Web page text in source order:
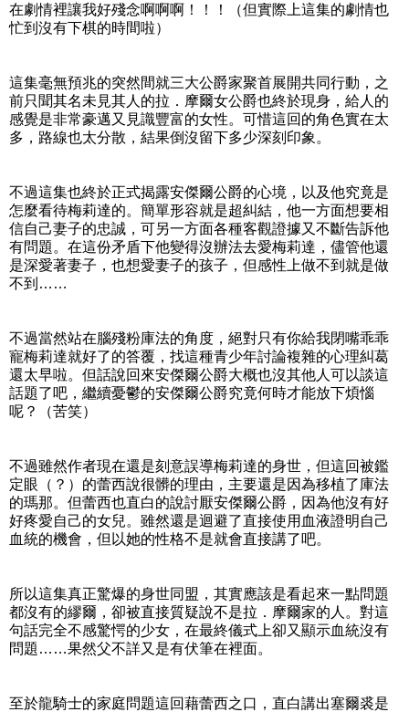
在劇情裡讓我好殘念啊啊啊！！！（但實際上這集的劇情也
忙到沒有下棋的時間啦）
這集毫無預兆的突然間就三大公爵家聚首展開共同行動，之
前只聞其名未見其人的拉．摩爾女公爵也終於現身，給人的
感覺是非常豪邁又見識豐富的女性。可惜這回的角色實在太
多，路線也太分散，結果倒沒留下多少深刻印象。
不過這集也終於正式揭露安傑爾公爵的心境，以及他究竟是
怎麼看待梅莉達的。簡單形容就是超糾結，他一方面想要相
信自己妻子的忠誠，可另一方面各種客觀證據又不斷告訴他
有問題。在這份矛盾下他變得沒辦法去愛梅莉達，儘管他還
是深愛著妻子，也想愛妻子的孩子，但感性上做不到就是做
不到……
不過當然站在腦殘粉庫法的角度，絕對只有你給我閉嘴乖乖
寵梅莉達就好了的答覆，找這種青少年討論複雜的心理糾葛
還太早啦。但話說回來安傑爾公爵大概也沒其他人可以談這
話題了吧，繼續憂鬱的安傑爾公爵究竟何時才能放下煩惱
呢？（苦笑）
不過雖然作者現在還是刻意誤導梅莉達的身世，但這回被鑑
定眼（？）的蕾西說很髒的理由，主要還是因為移植了庫法
的瑪那。但蕾西也直白的說討厭安傑爾公爵，因為他沒有好
好疼愛自己的女兒。雖然還是迴避了直接使用血液證明自己
血統的機會，但以她的性格不是就會直接講了吧。
所以這集真正驚爆的身世同盟，其實應該是看起來一點問題
都沒有的繆爾，卻被直接質疑說不是拉．摩爾家的人。對這
句話完全不感驚愕的少女，在最終儀式上卻又顯示血統沒有
問題……果然父不詳又是有伏筆在裡面。
至於龍騎士的家庭問題這回藉蕾西之口，直白講出塞爾裘是